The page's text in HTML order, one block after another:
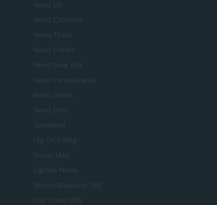
Newz US
Newz California
Newz Texas
Newz Florida
Newz New York
Newz Pennsylvania
Newz Illinois
Newz Ohio
Gameland
Hig Tech Mag
Scoop Mag
Lgbtqia News
Motors Magazine 365
Day Travel 365